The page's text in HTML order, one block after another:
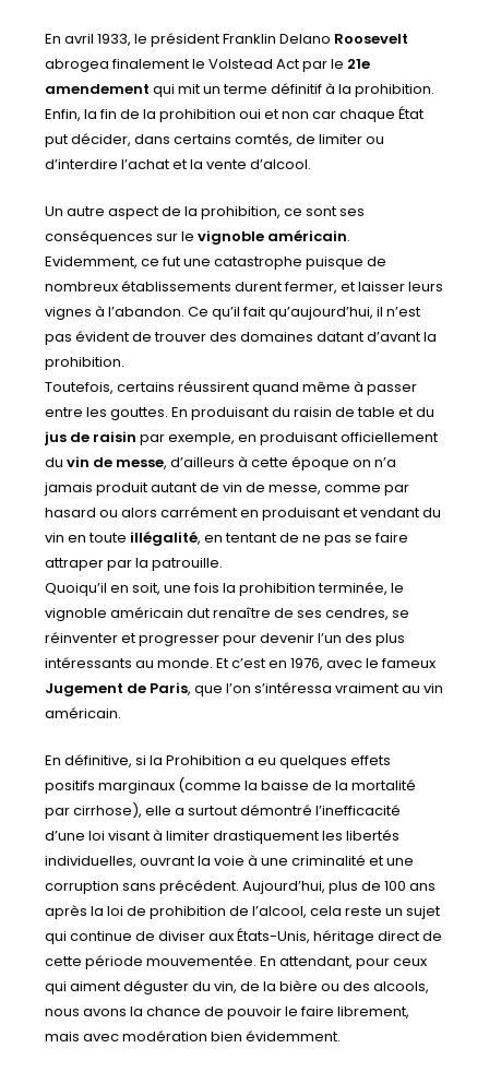
En avril 1933, le président Franklin Delano Roosevelt
abrogea finalement le Volstead Act par le 21e
amendement qui mit un terme définitif à la prohibition.
Enfin, la fin de la prohibition oui et non car chaque État
put décider, dans certains comtés, de limiter ou
d’interdire l’achat et la vente d’alcool.
Un autre aspect de la prohibition, ce sont ses
conséquences sur levignoble américain.
Evidemment, ce fut une catastrophe puisque de
nombreux établissements durent fermer, et laisser leurs
vignes à l’abandon. Ce qu’il fait qu’aujourd’hui, il n’est
pas évident de trouver des domaines datant d’avant la
prohibition.
Toutefois, certains réussirent quand même à passer
entre les gouttes. En produisant du raisin de table et du
jus de raisin par exemple, en produisant officiellement
duvin de messe, d’ailleurs à cette époque on n’a
jamais produit autant de vin de messe, comme par
hasard ou alors carrément en produisant et vendant du
vin en toute illégalité, en tentant de ne pas se faire
attraper par la patrouille.
Quoiqu’il en soit, une fois la prohibition terminée, le
vignoble américain dut renaître de ses cendres, se
réinventer et progresser pour devenir l’un des plus
intéressants au monde. Et c’est en 1976, avec le fameux
Jugement de Paris, que l’on s’intéressa vraiment au vin
américain.
En définitive, si la Prohibition a eu quelques effets
positifs marginaux (comme la baisse de la mortalité
par cirrhose), elle a surtout démontré l’inefficacité
d’une loi visant à limiter drastiquement les libertés
individuelles, ouvrant la voie à une criminalité et une
corruption sans précédent. Aujourd’hui, plus de 100 ans
après la loi de prohibition de l’alcool, cela reste un sujet
qui continue de diviser aux États-Unis, héritage direct de
cette période mouvementée. En attendant, pour ceux
qui aiment déguster du vin, de la bière ou des alcools,
nous avons la chance de pouvoir le faire librement,
mais avec modération bien évidemment.